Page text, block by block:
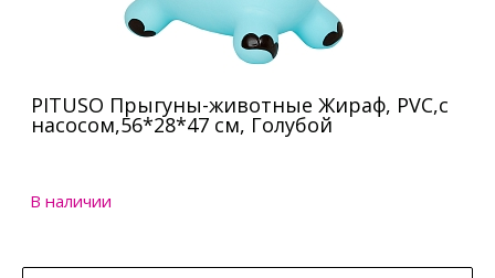
PITUSO Прыгуны-животные Жираф, PVC,с
насосом,56*28*47 см, Голубой
В наличии